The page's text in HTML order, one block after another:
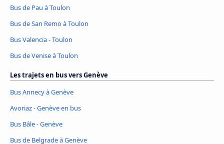
Bus de Pau à Toulon
Bus de San Remo à Toulon
Bus Valencia - Toulon
Bus de Venise à Toulon
Les trajets en bus vers Genève
Bus Annecy à Genève
Avoriaz - Genève en bus
Bus Bâle - Genève
Bus de Belgrade à Genève